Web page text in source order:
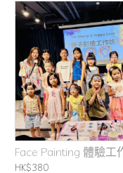
Face Painting 體驗工
HK$380